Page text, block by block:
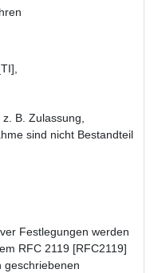
B. Zulassung,
sind nicht Bestandteil
Festlegungen werden
RFC 2119 [RFC2119]
geschriebenen